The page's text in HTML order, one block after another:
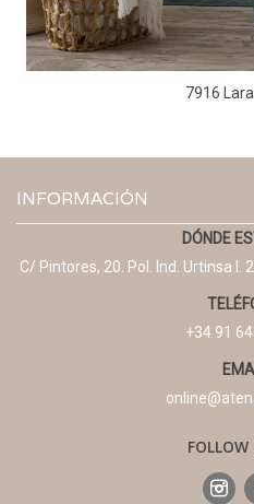
7916
INFORMACIÓN
DÓNDE
C/ Pintores, 20. Pol. Ind. Urtinsa I.
+34 91